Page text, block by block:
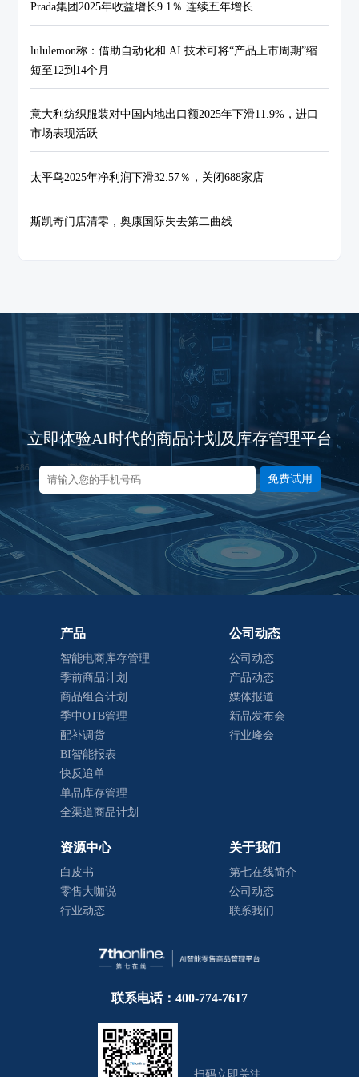
Prada集团2025年收益增长9.1％ 连续五年增长
lululemon称：借助自动化和 AI 技术可将“产品上市周期”缩
短至12到14个月
意大利纺织服装对中国内地出口额2025年下滑11.9%，进口
市场表现活跃
太平鸟2025年净利润下滑32.57％，关闭688家店
斯凯奇门店清零，奥康国际失去第二曲线
立即体验AI时代的商品计划及库存管理平台
免费试用
产品
智能电商库存管理
季前商品计划
商品组合计划
季中OTB管理
配补调货
BI智能报表
快反追单
单品库存管理
全渠道商品计划
公司动态
公司动态
产品动态
媒体报道
新品发布会
行业峰会
资源中心
白皮书
零售大咖说
行业动态
关于我们
第七在线简介
公司动态
联系我们
联系电话：400-774-7617
扫码立即关注